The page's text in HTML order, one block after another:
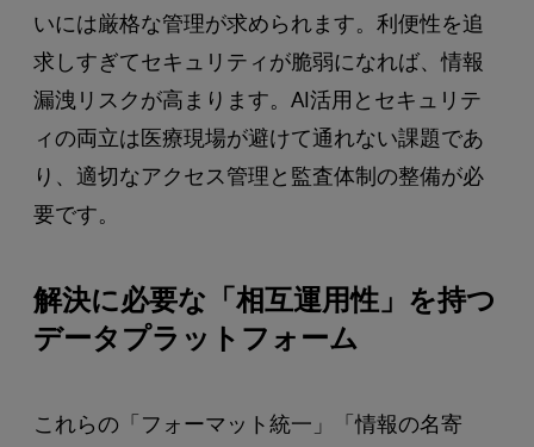
いには厳格な管理が求められます。利便性を追
求しすぎてセキュリティが脆弱になれば、情報
漏洩リスクが高まります。AI活用とセキュリテ
ィの両立は医療現場が避けて通れない課題であ
り、適切なアクセス管理と監査体制の整備が必
要です。
解決に必要な「相互運用性」を持つ
データプラットフォーム
これらの「フォーマット統一」「情報の名寄